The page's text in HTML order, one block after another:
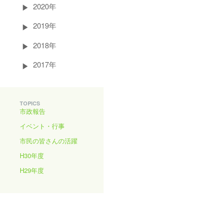
2020年
2019年
2018年
2017年
TOPICS
市政報告
イベント・行事
市民の皆さんの活躍
H30年度
H29年度